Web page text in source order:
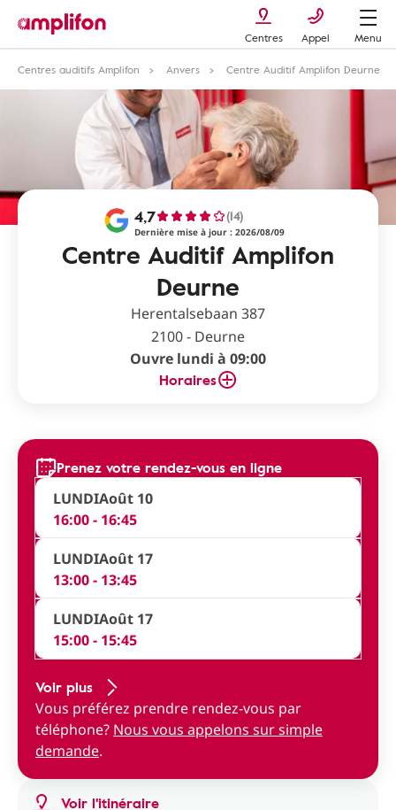
Centres Appel
Menu
Centres auditifs Amplifon
Anvers Centre Auditif Amplifon Deurne
Centre Auditif Amplifon
Deurne
4,7 (14)
Dernière mise à jour : 2026/08/09
Herentalsebaan 387
2100 - Deurne
Ouvre lundi à 09:00
Horaires
Voir l'itinéraire
Prenez votre rendez-vous en ligne
LUNDIAoût 10
16:00 - 16:45
LUNDIAoût 17
13:00 - 13:45
LUNDIAoût 17
15:00 - 15:45
Voir plus
Vous préférez prendre rendez-vous par
téléphone? Nous vous appelons sur simple
demande.